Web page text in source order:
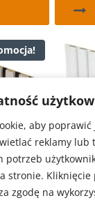
aby poprawić
reklamy lub
potrzeb
stronie. Kliknięcie
zgodę na